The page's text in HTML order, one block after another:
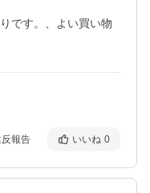
です。、よい買い物
報告 いいね 0